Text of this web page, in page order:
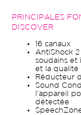
PRINCIPALES
DISCOVER
16 canaux
AntiShock
soudains et
et la qualité
Réducteur
Sound
l’appareil
détectée